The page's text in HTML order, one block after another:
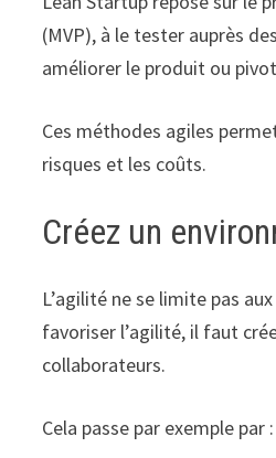
(MVP), à le tester auprès
améliorer le produit ou
Ces méthodes agiles
risques et les coûts.
Créez un
L’agilité ne se limite pas
favoriser l’agilité, il faut
collaborateurs.
Cela passe par exemple par :